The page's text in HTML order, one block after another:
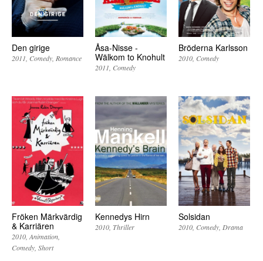
Den girige
2011 Comedy Romance
Åsa-Nisse -
Wälkom to Knohult
2011 Comedy
Bröderna Karlsson
2010 Comedy
Fröken Märkvärdig
& Karriären
2010 Animation
Comedy Short
Kennedys Hirn
2010 Thriller
Solsidan
2010 Comedy Drama